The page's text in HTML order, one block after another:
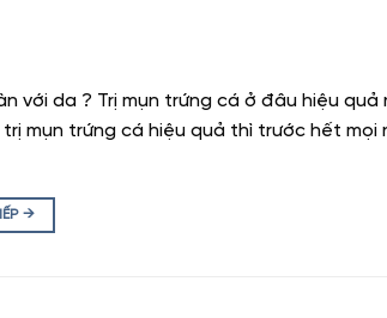
với da ? Trị mụn trứng cá ở đâu hiệu quả
mụn trứng cá hiệu quả thì trước hết mọi
→